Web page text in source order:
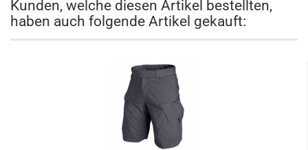
Kunden, welche diesen Artikel bestellten,
haben auch folgende Artikel gekauft: